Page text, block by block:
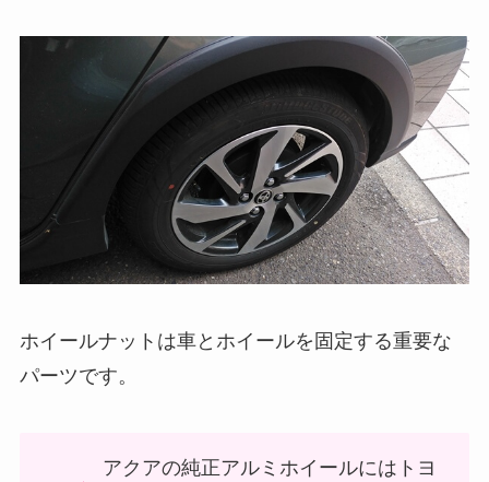
ホイールナットは車とホイールを固定する重要な
パーツです。
アクアの純正アルミホイールにはトヨ